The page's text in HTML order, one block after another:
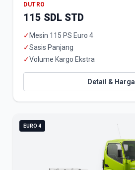
DUTRO
115 SDL STD
✓ Mesin 115 PS Euro 4
✓Sasis Panjang
✓Volume Kargo Ekstra
Detail & Harga
EURO 4